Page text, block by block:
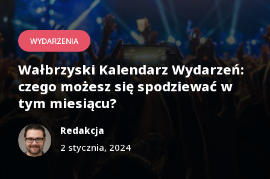
WYDARZENIA
Wałbrzyski Kalendarz Wydarzeń:
czego możesz się spodziewać w
tym miesiącu?
Redakcja
2 stycznia, 2024